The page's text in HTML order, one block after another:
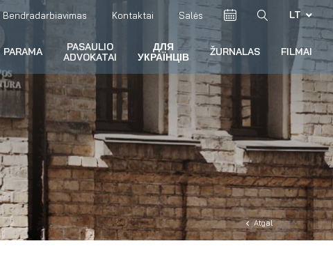
Bendradarbiavimas Kontaktai Salės LT
PARAMA
PASAULIO
ADVOKATAI
ДЛЯ
УКРАЇНЦІВ
ŽURNALAS FILMAI
Atgal